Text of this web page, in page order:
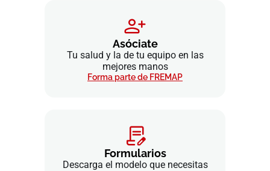
Asóciate
Tu salud y la de tu equipo en las
mejores manos
Forma parte de FREMAP
Formularios
Descarga el modelo que necesitas